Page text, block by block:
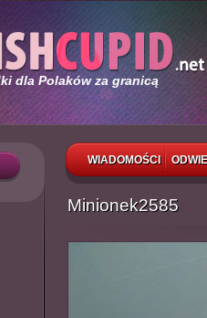
dla Polaków za granicą
WIADOMOŚCI
Minionek2585